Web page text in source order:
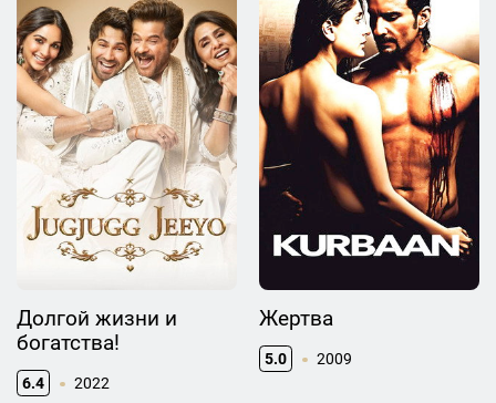
Долгой жизни и
богатства!
6.4 2022
Жертва
5.0 2009